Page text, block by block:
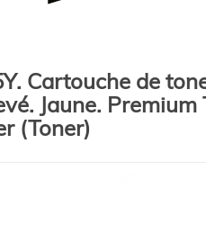
Cartouche de
Jaune. Premium
(Toner)